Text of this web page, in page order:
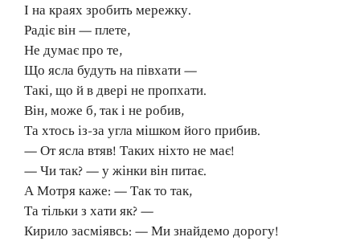
І на краях зробить мережку.
Радіє він — плете,
Не думає про те,
Що ясла будуть на півхати —
Такі, що й в двері не пропхати.
Він, може б, так і не робив,
Та хтось із-за угла мішком його прибив.
— От ясла втяв! Таких ніхто не має!
— Чи так? — у жінки він питає.
А Мотря каже: — Так то так,
Та тільки з хати як? —
Кирило засміявсь: — Ми знайдемо дорогу!